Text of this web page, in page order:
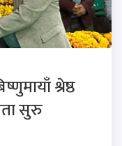
श्रेष्ठ
सुरु